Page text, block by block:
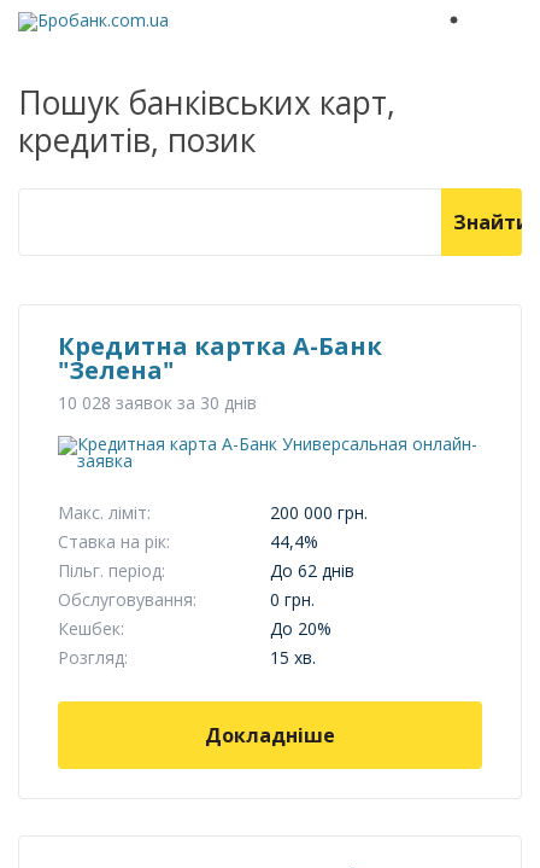
Пошук банківських карт,
кредитів, позик
З
о
Кредитна картка А-Банк
"Зелена"
10 028 заявок за 30 днів
Макс. ліміт:
200 000 грн.
Ставка на рік:
44,4%
Пільг. період:
До 62 днів
Обслуговування:
0 грн.
Кешбек:
До 20%
Розгляд:
15 хв.
Докладніше